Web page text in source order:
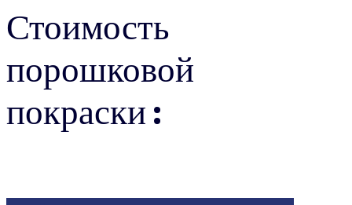
Стоимость
порошковой
покраски :